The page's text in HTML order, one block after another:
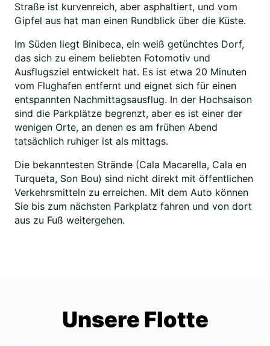
Straße ist kurvenreich, aber asphaltiert, und vom
Gipfel aus hat man einen Rundblick über die Küste.
Im Süden liegt Binibeca, ein weiß getünchtes Dorf,
das sich zu einem beliebten Fotomotiv und
Ausflugsziel entwickelt hat. Es ist etwa 20 Minuten
vom Flughafen entfernt und eignet sich für einen
entspannten Nachmittagsausflug. In der Hochsaison
sind die Parkplätze begrenzt, aber es ist einer der
wenigen Orte, an denen es am frühen Abend
tatsächlich ruhiger ist als mittags.
Die bekanntesten Strände (Cala Macarella, Cala en
Turqueta, Son Bou) sind nicht direkt mit öffentlichen
Verkehrsmitteln zu erreichen. Mit dem Auto können
Sie bis zum nächsten Parkplatz fahren und von dort
aus zu Fuß weitergehen.
Unsere Flotte